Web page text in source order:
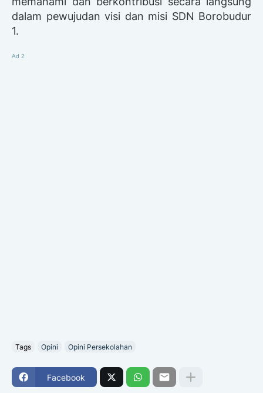
dalam pewujudan visi dan misi SDN Borobudur
1.
Ad 2
Tags Opini Opini Persekolahan
Facebook